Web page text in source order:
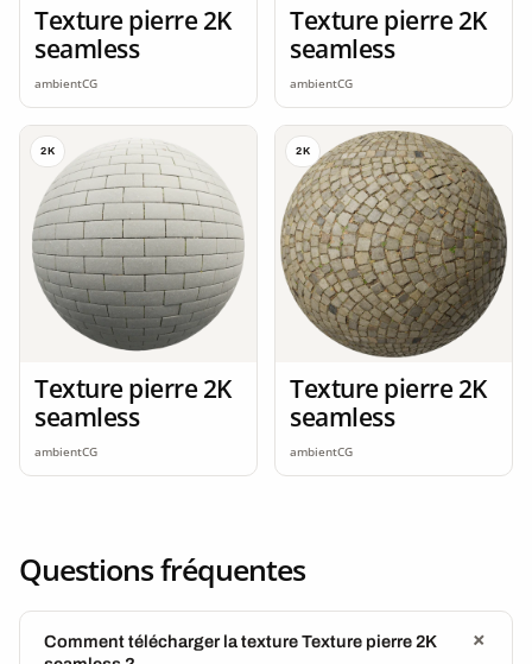
Texture pierre 2K
seamless
ambientCG
Texture pierre 2K
seamless
ambientCG
2K
Texture pierre 2K
seamless
ambientCG
2K
Texture pierre 2K
seamless
ambientCG
Questions fréquentes
Comment télécharger la texture Texture pierre 2K